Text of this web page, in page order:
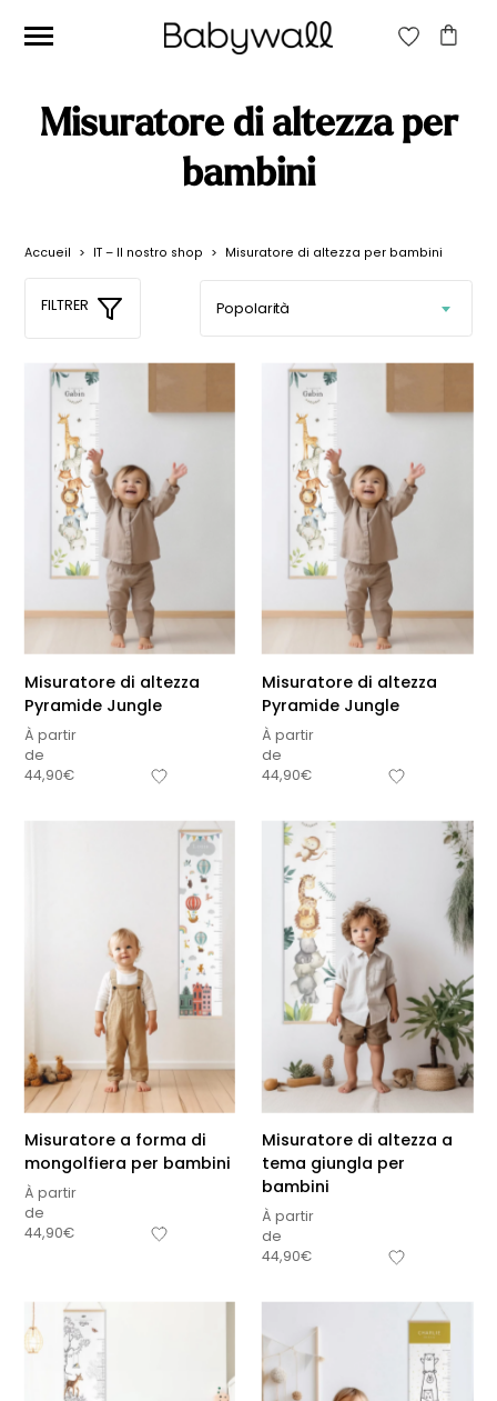
Misuratore di altezza per
bambini
Accueil > IT – Il nostro shop > Misuratore di altezza per bambini
FILTRER
Misuratore di altezza
Pyramide Jungle
À partir
de
44,90€
Misuratore di altezza
Pyramide Jungle
À partir
de
44,90€
Misuratore a forma di
mongolfiera per bambini
À partir
de
44,90€
Misuratore di altezza a
tema giungla per
bambini
À partir
de
44,90€